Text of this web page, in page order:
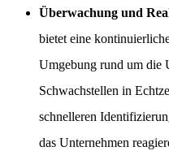
Überwachung und
bietet eine
Umgebung rund um die
Schwachstellen in
schnelleren
das Unternehmen